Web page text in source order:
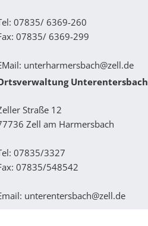
07835/ 6369-260
07835/ 6369-299
unterharmersbach@zell.de
Unterentersbach
Straße 12
Zell am Harmersbach
07835/3327
07835/548542
unterentersbach@zell.de